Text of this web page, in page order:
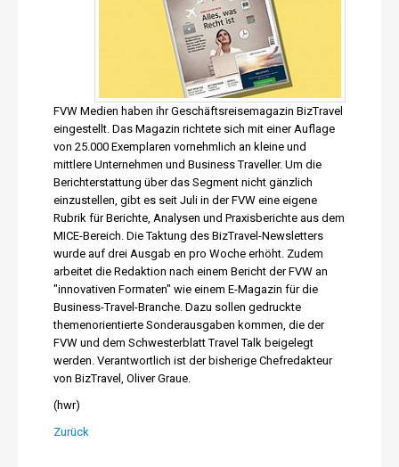
FVW Medien haben ihr Geschäftsreisemagazin BizTravel
eingestellt. Das Magazin richtete sich mit einer Auflage
von 25.000 Exemplaren vornehmlich an kleine und
mittlere Unternehmen und Business Traveller. Um die
Berichterstattung über das Segment nicht gänzlich
einzustellen, gibt es seit Juli in der FVW eine eigene
Rubrik für Berichte, Analysen und Praxisberichte aus dem
MICE-Bereich. Die Taktung des BizTravel-Newsletters
wurde auf drei Ausgab en pro Woche erhöht. Zudem
arbeitet die Redaktion nach einem Bericht der FVW an
"innovativen Formaten" wie einem E-Magazin für die
Business-Travel-Branche. Dazu sollen gedruckte
themenorientierte Sonderausgaben kommen, die der
FVW und dem Schwesterblatt Travel Talk beigelegt
werden. Verantwortlich ist der bisherige Chefredakteur
von BizTravel, Oliver Graue.
(hwr)
Zurück